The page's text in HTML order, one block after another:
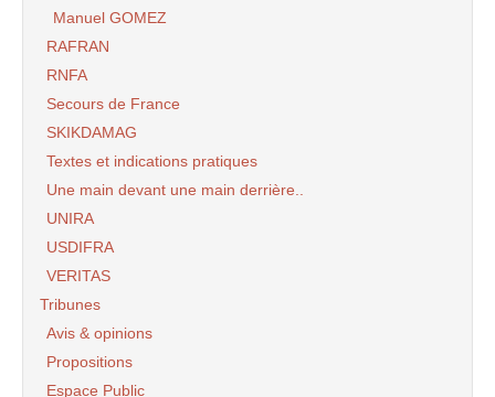
Manuel GOMEZ
RAFRAN
RNFA
Secours de France
SKIKDAMAG
Textes et indications pratiques
Une main devant une main derrière..
UNIRA
USDIFRA
VERITAS
Tribunes
Avis & opinions
Propositions
Espace Public